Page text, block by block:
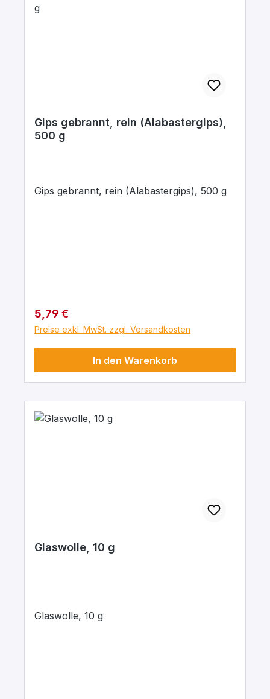
Gips gebrannt, rein (Alabastergips),
500 g
Gips gebrannt, rein (Alabastergips), 500 g
Regulärer Preis:
5,79 €
Preise exkl. MwSt. zzgl. Versandkosten
In den Warenkorb
Glaswolle, 10 g
Glaswolle, 10 g